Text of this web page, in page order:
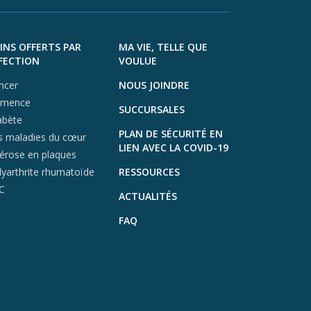
X (opens in a
OFFERTS PAR
maladies du cœur
en plaques
rhumatoïde
MA VIE, TELLE QUE
VOULUE
NOUS JOINDRE
SUCCURSALES
PLAN DE SÉCURITÉ EN
LIEN AVEC LA COVID-19
RESSOURCES
ACTUALITÉS
FAQ